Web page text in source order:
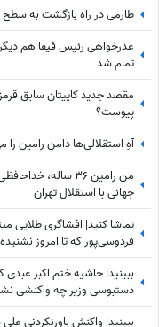
طارمی در راه بازگشت به سطح
عذرخواهی رئیس فیفا هم دیگر
تمام شد
مقصد جدید کاپیتان سابق
پیوست؟
آهِ استقلالی‌ها دامن رامین
من رامین 36 ساله،
جهانی با استقلال تهران
تماشا کنید|
فردوسی‌پور که تا امروز
ببینید| حاشیه ختم اکبر
دستبوسی وزیر چه واکنشی
ببینید| واکنش باورنکردنی